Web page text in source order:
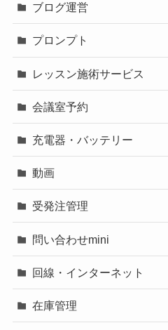
ブログ運営
プロンプト
レッスン施術サービス
会議室予約
充電器・バッテリー
動画
受発注管理
問い合わせmini
回線・インターネット
在庫管理